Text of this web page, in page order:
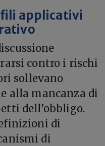
applicativi
contro i rischi
sollevano
alla mancanza di
dell’obbligo.
di
di